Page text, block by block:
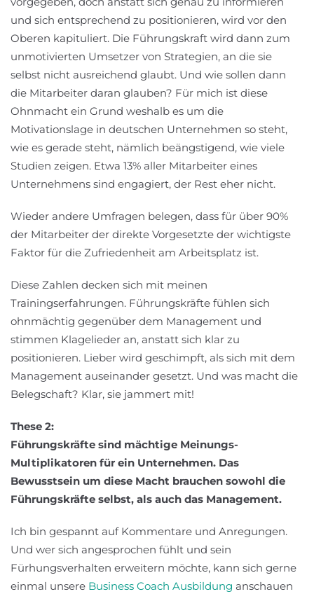
und sich entsprechend zu positionieren, wird vor den
Oberen kapituliert. Die Führungskraft wird dann zum
unmotivierten Umsetzer von Strategien, an die sie
selbst nicht ausreichend glaubt. Und wie sollen dann
die Mitarbeiter daran glauben? Für mich ist diese
Ohnmacht ein Grund weshalb es um die
Motivationslage in deutschen Unternehmen so steht,
wie es gerade steht, nämlich beängstigend, wie viele
Studien zeigen. Etwa 13% aller Mitarbeiter eines
Unternehmens sind engagiert, der Rest eher nicht.
Wieder andere Umfragen belegen, dass für über 90%
der Mitarbeiter der direkte Vorgesetzte der wichtigste
Faktor für die Zufriedenheit am Arbeitsplatz ist.
Diese Zahlen decken sich mit meinen
Trainingserfahrungen. Führungskräfte fühlen sich
ohnmächtig gegenüber dem Management und
stimmen Klagelieder an, anstatt sich klar zu
positionieren. Lieber wird geschimpft, als sich mit dem
Management auseinander gesetzt. Und was macht die
Belegschaft? Klar, sie jammert mit!
These 2:
Führungskräfte sind mächtige Meinungs-
Multiplikatoren für ein Unternehmen. Das
Bewusstsein um diese Macht brauchen sowohl die
Führungskräfte selbst, als auch das Management.
Ich bin gespannt auf Kommentare und Anregungen.
Und wer sich angesprochen fühlt und sein
Fürhungsverhalten erweitern möchte, kann sich gerne
einmal unsere Business Coach Ausbildung anschauen